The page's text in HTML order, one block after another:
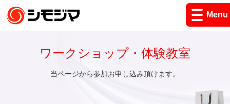
Menu
ワークショップ・体験教室
当ページから参加お申し込み頂けます。